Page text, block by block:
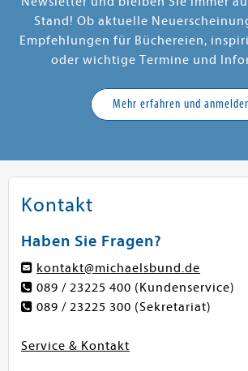
Stand! Ob aktuelle
Empfehlungen für Büchereien,
oder wichtige Termine und
Mehr erfahren und
Kontakt
Haben Sie Fragen?
kontakt@michaelsbund.de
089 / 23225 400 (Kundenservice)
089 / 23225 300 (Sekretariat)
Service & Kontakt